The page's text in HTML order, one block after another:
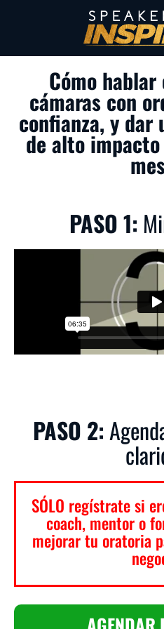
Cómo
cámaras con
confianza, y dar
de alto
PASO 1:
PASO 2:
SÓLO regístrate si
coach, mentor o
mejorar tu oratoria